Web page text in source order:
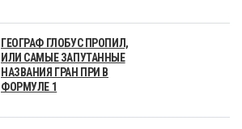
ГЕОГРАФ ГЛОБУС ПРОПИЛ,
ИЛИ САМЫЕ ЗАПУТАННЫЕ
НАЗВАНИЯ ГРАН ПРИ В
ФОРМУЛЕ 1